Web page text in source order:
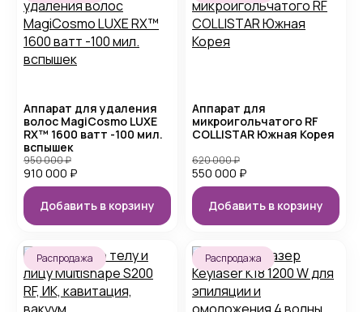
Аппарат для удаления
волос MagiCosmo LUXE
RX™ 1600 ватт -100 мил.
вспышек
910 000 ₽
950 000₽
Добавить в корзину
Аппарат для
микроигольчатого RF
COLLISTAR Южная Корея
550 000 ₽
620 000₽
Добавить в корзину
Распродажа Распродажа